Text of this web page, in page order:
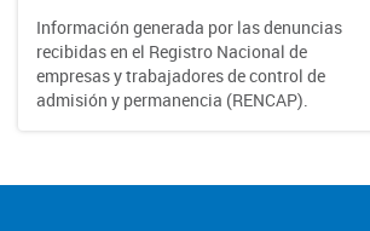
Información generada por las denuncias
recibidas en el Registro Nacional de
empresas y trabajadores de control de
admisión y permanencia (RENCAP).